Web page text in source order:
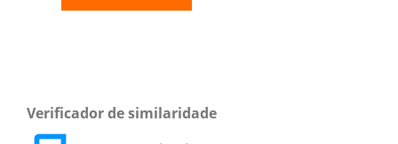
Verificador de similaridade